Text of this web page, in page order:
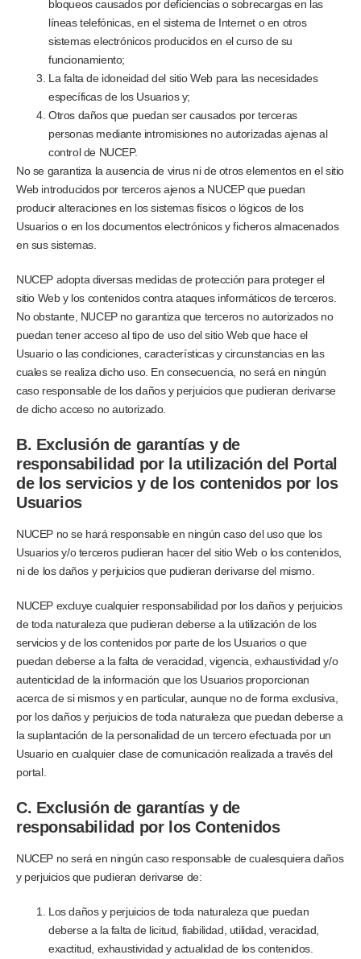
bloqueos causados por deficiencias o sobrecargas en las
líneas telefónicas, en el sistema de Internet o en otros
sistemas electrónicos producidos en el curso de su
funcionamiento;
La falta de idoneidad del sitio Web para las necesidades
específicas de los Usuarios y;
Otros daños que puedan ser causados por terceras
personas mediante intromisiones no autorizadas ajenas al
control de NUCEP.
No se garantiza la ausencia de virus ni de otros elementos en el sitio
Web introducidos por terceros ajenos a NUCEP que puedan
producir alteraciones en los sistemas físicos o lógicos de los
Usuarios o en los documentos electrónicos y ficheros almacenados
en sus sistemas.
NUCEP adopta diversas medidas de protección para proteger el
sitio Web y los contenidos contra ataques informáticos de terceros.
No obstante, NUCEP no garantiza que terceros no autorizados no
puedan tener acceso al tipo de uso del sitio Web que hace el
Usuario o las condiciones, características y circunstancias en las
cuales se realiza dicho uso. En consecuencia, no será en ningún
caso responsable de los daños y perjuicios que pudieran derivarse
de dicho acceso no autorizado.
B. Exclusión de garantías y de
responsabilidad por la utilización del Portal
de los servicios y de los contenidos por los
Usuarios
NUCEP no se hará responsable en ningún caso del uso que los
Usuarios y/o terceros pudieran hacer del sitio Web o los contenidos,
ni de los daños y perjuicios que pudieran derivarse del mismo.
NUCEP excluye cualquier responsabilidad por los daños y perjuicios
de toda naturaleza que pudieran deberse a la utilización de los
servicios y de los contenidos por parte de los Usuarios o que
puedan deberse a la falta de veracidad, vigencia, exhaustividad y/o
autenticidad de la información que los Usuarios proporcionan
acerca de si mismos y en particular, aunque no de forma exclusiva,
por los daños y perjuicios de toda naturaleza que puedan deberse a
la suplantación de la personalidad de un tercero efectuada por un
Usuario en cualquier clase de comunicación realizada a través del
portal.
C. Exclusión de garantías y de
responsabilidad por los Contenidos
NUCEP no será en ningún caso responsable de cualesquiera daños
y perjuicios que pudieran derivarse de:
Los daños y perjuicios de toda naturaleza que puedan
deberse a la falta de licitud, fiabilidad, utilidad, veracidad,
exactitud, exhaustividad y actualidad de los contenidos.